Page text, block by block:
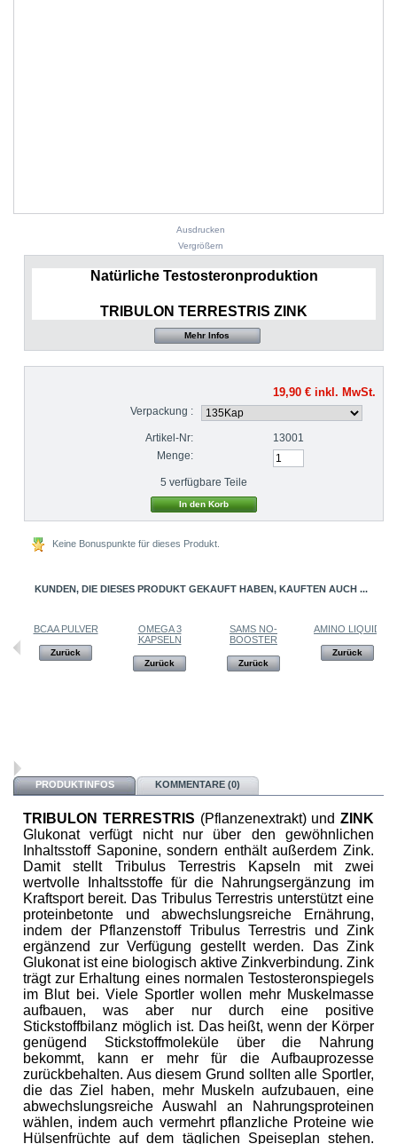
Ausdrucken
Vergrößern
Natürliche Testosteronproduktion
TRIBULON TERRESTRIS ZINK
Mehr Infos
19,90 €inkl. MwSt.
Verpackung :
Artikel-Nr:
13001
Menge:
5 verfügbare Teile
Keine Bonuspunkte für dieses Produkt.
KUNDEN, DIE DIESES PRODUKT GEKAUFT HABEN, KAUFTEN AUCH ...
BCAA PULVER
Zurück
OMEGA 3
KAPSELN
Zurück
SAMS NO-
BOOSTER
Zurück
AMINO LIQUID
Zurück
PRODUKTINFOS KOMMENTARE (0)
TRIBULON TERRESTRIS (Pflanzenextrakt) und ZINK
Glukonat verfügt nicht nur über den gewöhnlichen
Inhaltsstoff Saponine, sondern enthält außerdem Zink.
Damit stellt Tribulus Terrestris Kapseln mit zwei
wertvolle Inhaltsstoffe für die Nahrungsergänzung im
Kraftsport bereit. Das Tribulus Terrestris unterstützt eine
proteinbetonte und abwechslungsreiche Ernährung,
indem der Pflanzenstoff Tribulus Terrestris und Zink
ergänzend zur Verfügung gestellt werden. Das Zink
Glukonat ist eine biologisch aktive Zinkverbindung. Zink
trägt zur Erhaltung eines normalen Testosteronspiegels
im Blut bei. Viele Sportler wollen mehr Muskelmasse
aufbauen, was aber nur durch eine positive
Stickstoffbilanz möglich ist. Das heißt, wenn der Körper
genügend Stickstoffmoleküle über die Nahrung
bekommt, kann er mehr für die Aufbauprozesse
zurückbehalten. Aus diesem Grund sollten alle Sportler,
die das Ziel haben, mehr Muskeln aufzubauen, eine
abwechslungsreiche Auswahl an Nahrungsproteinen
wählen, indem auch vermehrt pflanzliche Proteine wie
Hülsenfrüchte auf dem täglichen Speiseplan stehen.